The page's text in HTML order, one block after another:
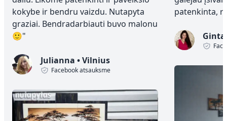
kokybe ir bendru vaizdu. Nutapyta
graziai. Bendradarbiauti buvo malonu
🙂"
Julianna •Vilnius
Facebook atsauksme
patenkinta,